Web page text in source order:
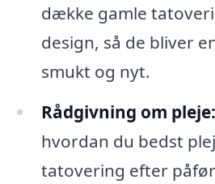
dække gamle
design, så de bliver
smukt og nyt.
Rådgivning om pleje:
hvordan du bedst
tatovering efter